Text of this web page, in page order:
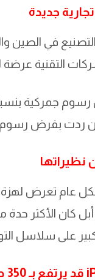
جديدة
التقنية عرضة
84% على المنتجات الأمريكية،
نظيراتها
كان الأكثر
على سلاسل